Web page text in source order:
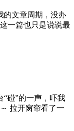
的文章周期，没办
一篇也只是说说最
“碰”的一声，吓我
拉开窗帘看了一